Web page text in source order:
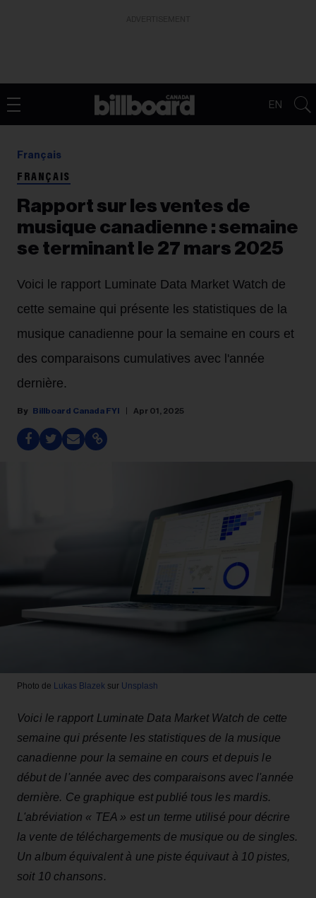
EN
Français
FRANÇAIS
Rapport sur les ventes de
musique canadienne : semaine
se terminant le 27 mars 2025
Voici le rapport Luminate Data Market Watch de
cette semaine qui présente les statistiques de la
musique canadienne pour la semaine en cours et
des comparaisons cumulatives avec l'année
dernière.
Billboard Canada FYI Apr 01, 2025
Photo de Lukas Blazek sur Unsplash
Voici le rapport Luminate Data Market Watch de cette
semaine qui présente les statistiques de la musique
canadienne pour la semaine en cours et depuis le
début de l'année avec des comparaisons avec l'année
dernière. Ce graphique est publié tous les mardis.
L'abréviation « TEA » est un terme utilisé pour décrire
la vente de téléchargements de musique ou de singles.
Un album équivalent à une piste équivaut à 10 pistes,
soit 10 chansons.